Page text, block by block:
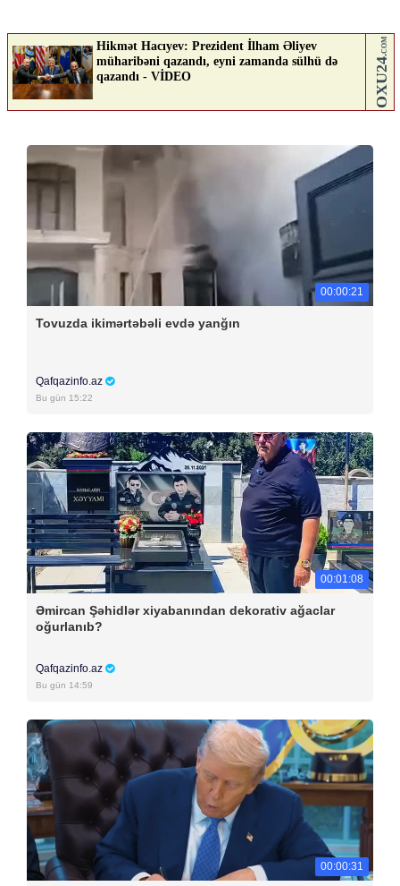
00:00:21
Tovuzda ikimərtəbəli evdə yanğın
Qafqazinfo.az
Bu gün 15:22
00:01:08
Əmircan Şəhidlər xiyabanından dekorativ ağaclar
oğurlanıb?
Qafqazinfo.az
Bu gün 14:59
00:00:31